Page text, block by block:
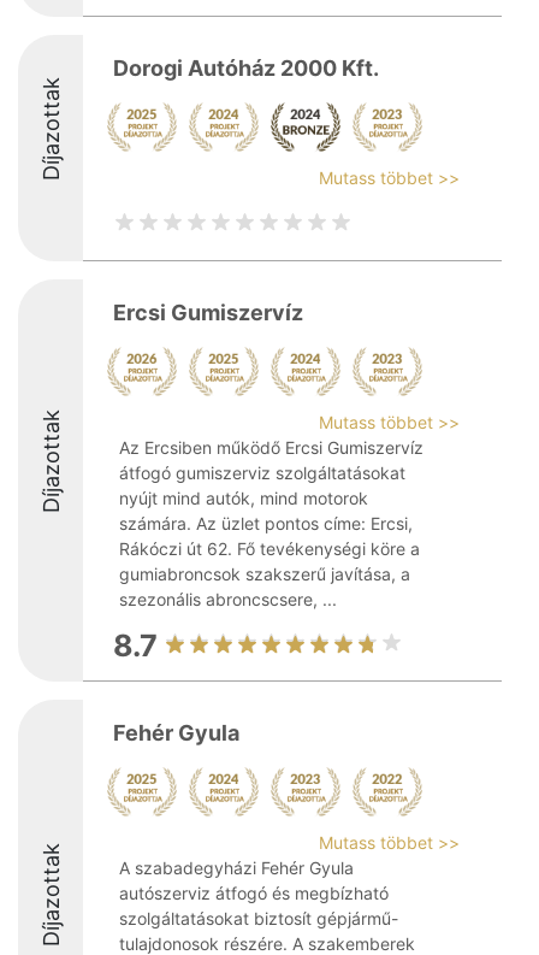
Díjazottak
Dorogi Autóház 2000 Kft.
Mutass többet >>
Díjazottak
Ercsi Gumiszervíz
Mutass többet >>
Az Ercsiben működő Ercsi Gumiszervíz
átfogó gumiszerviz szolgáltatásokat
nyújt mind autók, mind motorok
számára. Az üzlet pontos címe: Ercsi,
Rákóczi út 62. Fő tevékenységi köre a
gumiabroncsok szakszerű javítása, a
szezonális abroncscsere, ...
8.7
Díjazottak
Fehér Gyula
Mutass többet >>
A szabadegyházi Fehér Gyula
autószerviz átfogó és megbízható
szolgáltatásokat biztosít gépjármű-
tulajdonosok részére. A szakemberek